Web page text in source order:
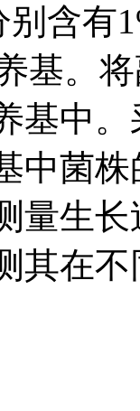
含有
基。
基中。
中菌
量生
其在